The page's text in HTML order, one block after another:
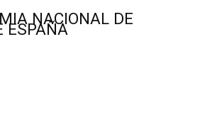
NACIONAL DE
ESPAÑA